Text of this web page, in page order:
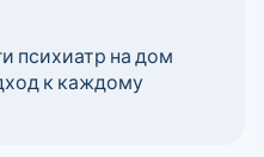
психиатр на дом
к каждому